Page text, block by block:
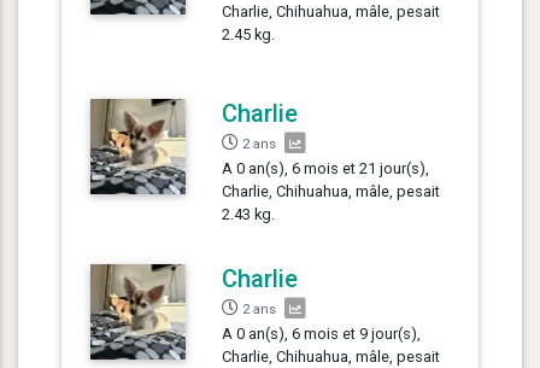
Charlie, Chihuahua, mâle, pesait
2.45 kg.
Charlie
2 ans
A 0 an(s), 6 mois et 21 jour(s),
Charlie, Chihuahua, mâle, pesait
2.43 kg.
Charlie
2 ans
A 0 an(s), 6 mois et 9 jour(s),
Charlie, Chihuahua, mâle, pesait